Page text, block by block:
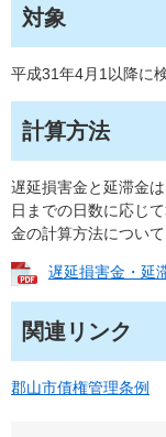
対象
平成31年4月1以降に
計算方法
遅延損害金と延滞金
日までの日数に応じ
金の計算方法につい
遅延損害金・延
関連リンク
郡山市債権管理条例